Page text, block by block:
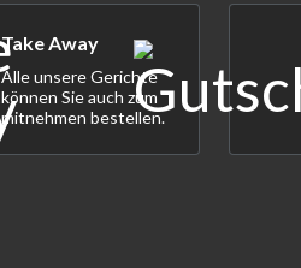
Take Away
Alle unsere Gerichte
können Sie auch zum
mitnehmen bestellen.